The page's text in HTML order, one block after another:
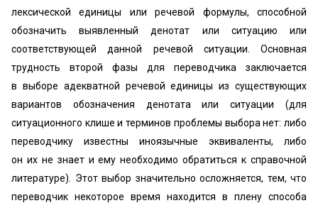
лексической единицы или речевой формулы, способной
обозначить выявленный денотат или ситуацию или
соответствующей данной речевой ситуации. Основная
трудность второй фазы для переводчика заключается
в выборе адекватной речевой единицы из существующих
вариантов обозначения денотата или ситуации (для
ситуационного клише и терминов проблемы выбора нет: либо
переводчику известны иноязычные эквиваленты, либо
он их не знает и ему необходимо обратиться к справочной
литературе). Этот выбор значительно осложняется, тем, что
переводчик некоторое время находится в плену способа